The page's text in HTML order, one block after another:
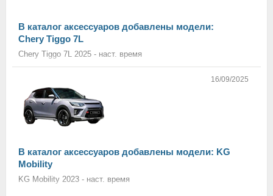
В каталог аксессуаров добавлены модели:
Chery Tiggo 7L
Chery Tiggo 7L 2025 - наст. время
16/09/2025
В каталог аксессуаров добавлены модели: KG
Mobility
KG Mobility 2023 - наст. время